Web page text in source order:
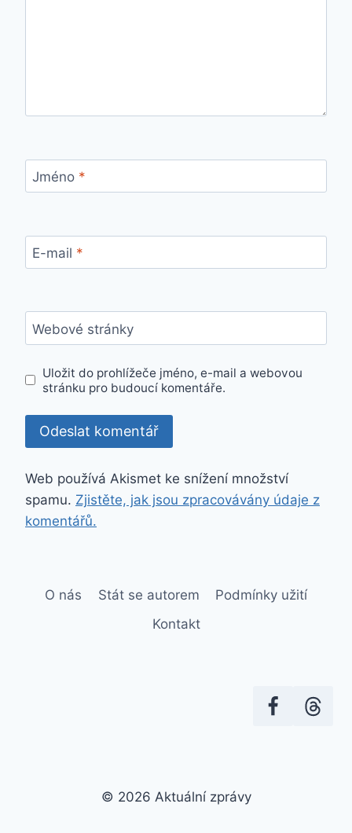
Jméno *
E-mail *
Webové stránky
Uložit do prohlížeče jméno, e-mail a webovou
stránku pro budoucí komentáře.
Web používá Akismet ke snížení množství
spamu. Zjistěte, jak jsou zpracovávány údaje z
komentářů.
O nás Stát se autorem
Podmínky užití
Kontakt
© 2026 Aktuální zprávy